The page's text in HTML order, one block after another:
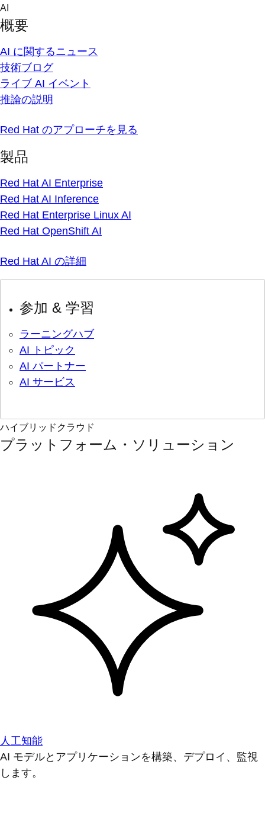
Skip
content
AI
概要
AI に関するニュース
技術ブログ
ライブ AI イベント
推論の説明
Red Hat のアプローチを見る
製品
Red Hat AI Enterprise
Red Hat AI Inference
Red Hat Enterprise Linux AI
Red Hat OpenShift AI
Red Hat AI の詳細
参加 & 学習
ラーニングハブ
AI トピック
AI パートナー
AI サービス
ハイブリッドクラウド
プラットフォーム・ソリューション
人工知能
AI モデルとアプリケーションを構築、デプロイ、監視
します。